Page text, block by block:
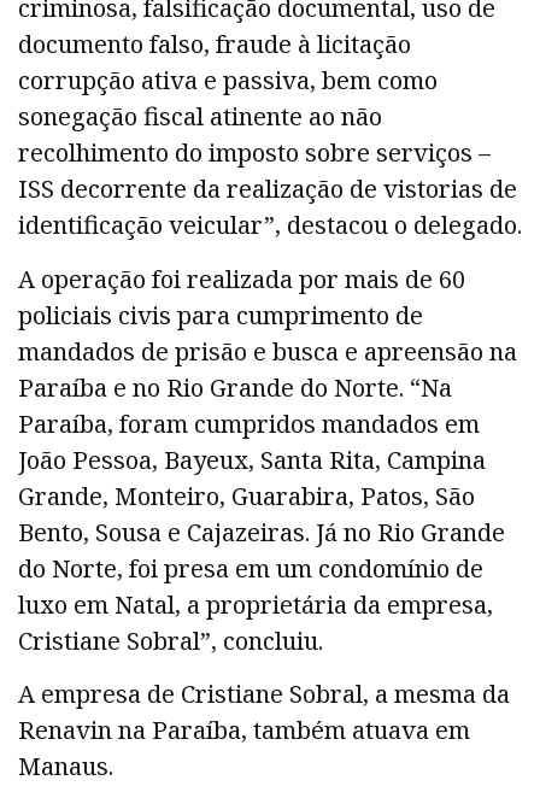
criminosa, falsificação documental, uso de
documento falso, fraude à licitação
corrupção ativa e passiva, bem como
sonegação fiscal atinente ao não
recolhimento do imposto sobre serviços –
ISS decorrente da realização de vistorias de
identificação veicular”, destacou o delegado.
A operação foi realizada por mais de 60
policiais civis para cumprimento de
mandados de prisão e busca e apreensão na
Paraíba e no Rio Grande do Norte. “Na
Paraíba, foram cumpridos mandados em
João Pessoa, Bayeux, Santa Rita, Campina
Grande, Monteiro, Guarabira, Patos, São
Bento, Sousa e Cajazeiras. Já no Rio Grande
do Norte, foi presa em um condomínio de
luxo em Natal, a proprietária da empresa,
Cristiane Sobral”, concluiu.
A empresa de Cristiane Sobral, a mesma da
Renavin na Paraíba, também atuava em
Manaus.